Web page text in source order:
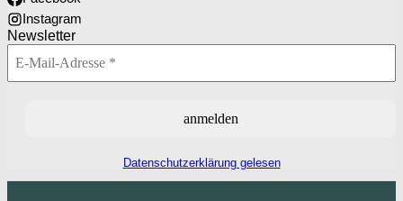
Instagram
Newsletter
Datenschutzerklärung gelesen